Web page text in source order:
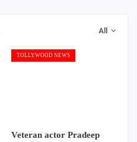
All
TOLLYWOOD NEWS
Veteran actor Pradeep